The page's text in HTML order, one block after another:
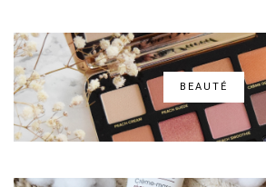
BEAUTÉ